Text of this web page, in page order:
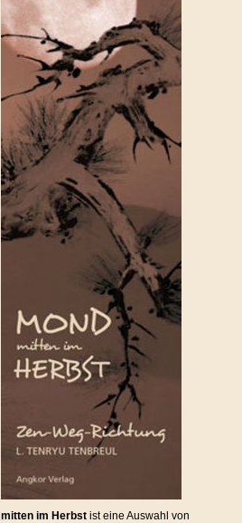
mitten im Herbstist eine Auswahl von